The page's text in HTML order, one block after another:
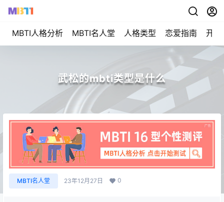
MBTI人格分析 MBTI名人堂 人格类型 恋爱指南 开始
武松的mbti类型是什么
MBTI名人堂 23年12月27日 0